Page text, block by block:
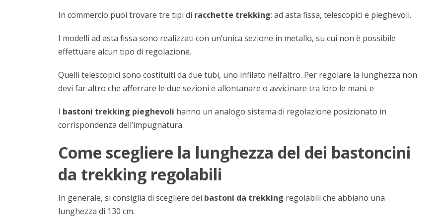
In commercio puoi trovare tre tipi di racchette trekking: ad asta fissa, telescopici e pieghevoli.
I modelli ad asta fissa sono realizzati con un’unica sezione in metallo, su cui non è possibile
effettuare alcun tipo di regolazione.
Quelli telescopici sono costituiti da due tubi, uno infilato nell’altro. Per regolare la lunghezza non
devi far altro che afferrare le due sezioni e allontanare o avvicinare tra loro le mani. e
I bastoni trekking pieghevoli hanno un analogo sistema di regolazione posizionato in
corrispondenza dell’impugnatura.
Come scegliere la lunghezza del dei bastoncini
da trekking regolabili
In generale, si consiglia di scegliere dei bastoni da trekking regolabili che abbiano una
lunghezza di 130 cm.